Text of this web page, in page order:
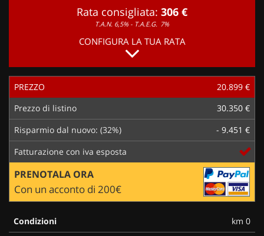
Rata consigliata: 306 €
T.A.N. 6,5% - T.A.E.G. 7%
CONFIGURA LA TUA RATA
PREZZO
20.899 €
Prezzo di listino
30.350 €
Risparmio dal nuovo: (32%)
- 9.451 €
Fatturazione con iva esposta
PRENOTALA ORA
Con un acconto di 200€
Condizioni
km 0